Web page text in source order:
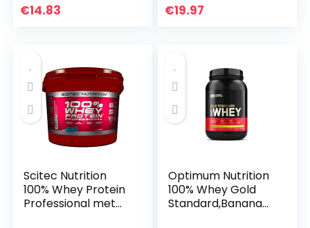
€14.83
Natuurlijk
€19.97
Scitec Nutrition
100% Whey Protein
Professional met
Optimum Nutrition
100% Whey Gold
Standard,Banana